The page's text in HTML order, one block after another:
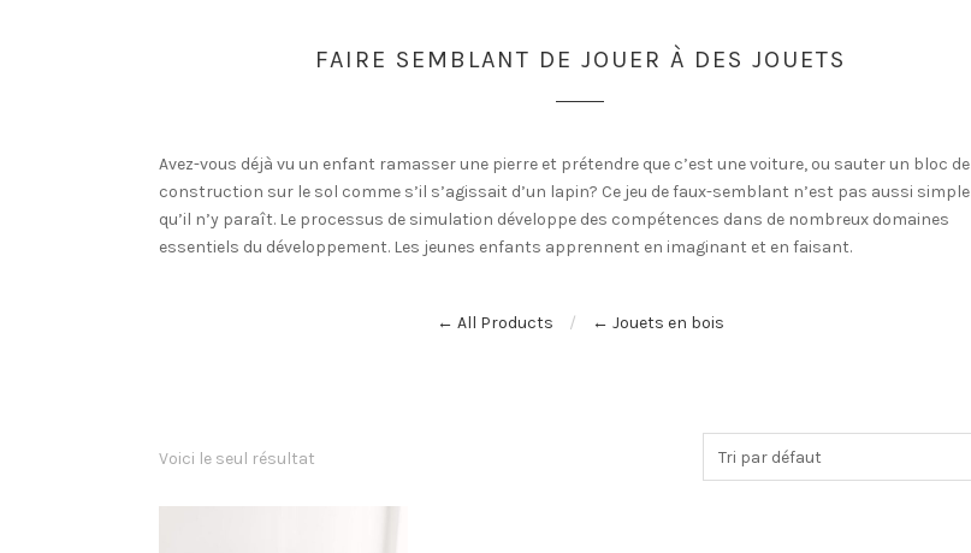
FAIRE SEMBLANT DE JOUER À DES JOUETS
Avez-vous déjà vu un enfant ramasser une pierre et prétendre que c’est une voiture, ou sauter un bloc de
construction sur le sol comme s’il s’agissait d’un lapin? Ce jeu de faux-semblant n’est pas aussi simple
qu’il n’y paraît. Le processus de simulation développe des compétences dans de nombreux domaines
essentiels du développement. Les jeunes enfants apprennent en imaginant et en faisant.
← All Products ← Jouets en bois
Voici le seul résultat